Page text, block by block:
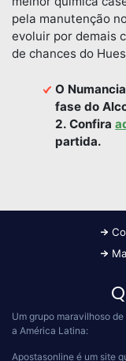
pela manutenção
evoluir por demais
de chances do
O
fase do
2. Confira
partida.
Um grupo maravilhoso
a América Latina:
Apostasonline é um site